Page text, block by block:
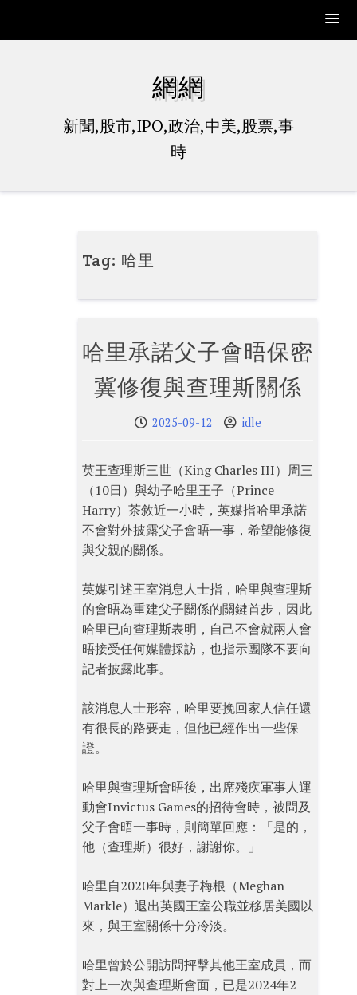
網網
新聞,股市,IPO,政治,中美,股票,事
時
Tag: 哈里
哈里承諾父子會晤保密
冀修復與查理斯關係
2025-09-12 idle
英王查理斯三世（King Charles III）周三
（10日）與幼子哈里王子（Prince
Harry）茶敘近一小時，英媒指哈里承諾
不會對外披露父子會晤一事，希望能修復
與父親的關係。
英媒引述王室消息人士指，哈里與查理斯
的會晤為重建父子關係的關鍵首步，因此
哈里已向查理斯表明，自己不會就兩人會
晤接受任何媒體採訪，也指示團隊不要向
記者披露此事。
該消息人士形容，哈里要挽回家人信任還
有很長的路要走，但他已經作出一些保
證。
哈里與查理斯會晤後，出席殘疾軍事人運
動會Invictus Games的招待會時，被問及
父子會晤一事時，則簡單回應：「是的，
他（查理斯）很好，謝謝你。」
哈里自2020年與妻子梅根（Meghan
Markle）退出英國王室公職並移居美國以
來，與王室關係十分冷淡。
哈里曾於公開訪問抨擊其他王室成員，而
對上一次與查理斯會面，已是2024年2